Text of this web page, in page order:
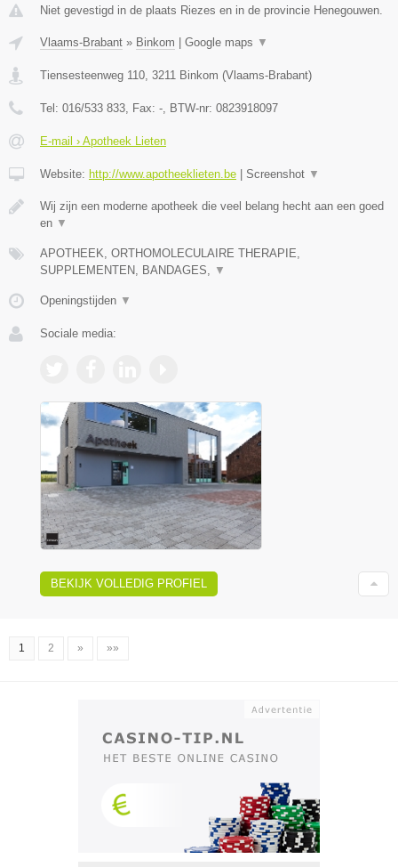
Niet gevestigd in de plaats Riezes en in de provincie Henegouwen.
Vlaams-Brabant » Binkom Google maps ▼
Tiensesteenweg 110 3211 Binkom (Vlaams-Brabant)
Tel: 016/533 833 , Fax: - , BTW-nr: 0823918097
E-mail › Apotheek Lieten
Website: http://www.apotheeklieten.be Screenshot ▼
Wij zijn een moderne apotheek die veel belang hecht aan een goed
en ▼
APOTHEEK, ORTHOMOLECULAIRE THERAPIE,
SUPPLEMENTEN, BANDAGES,
▼
Openingstijden ▼
Sociale media:
BEKIJK VOLLEDIG PROFIEL
1 2 » »»